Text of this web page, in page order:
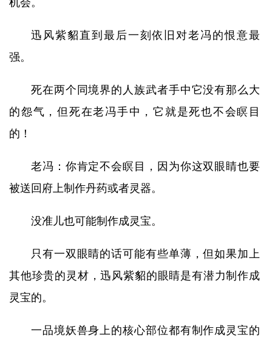
机会。
迅风紫貂直到最后一刻依旧对老冯的恨意最
强。
死在两个同境界的人族武者手中它没有那么大
的怨气，但死在老冯手中，它就是死也不会瞑目
的！
老冯：你肯定不会瞑目，因为你这双眼睛也要
被送回府上制作丹药或者灵器。
没准儿也可能制作成灵宝。
只有一双眼睛的话可能有些单薄，但如果加上
其他珍贵的灵材，迅风紫貂的眼睛是有潜力制作成
灵宝的。
一品境妖兽身上的核心部位都有制作成灵宝的